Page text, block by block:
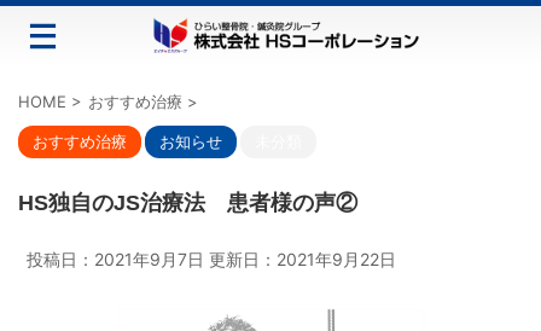
HOME > おすすめ治療 >
おすすめ治療 お知らせ
HS独自のJS治療法 患者様の声②
投稿日：2021年9月7日 更新日： 2021年9月22日